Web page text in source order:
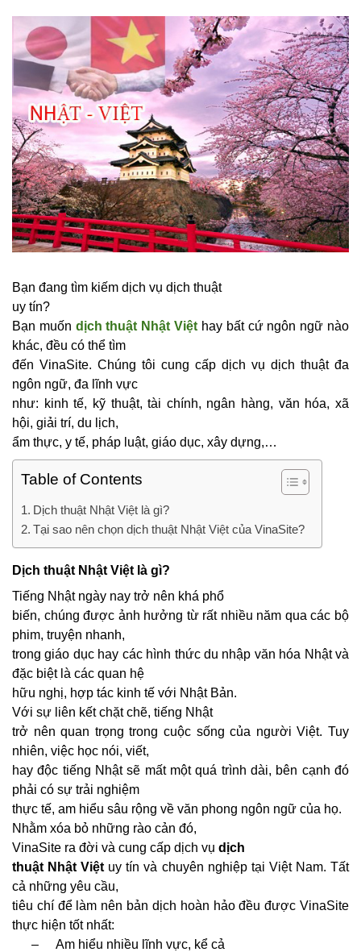
Bạn đang tìm kiếm dịch vụ dịch thuật
uy tín?
Bạn muốn dịch thuật Nhật Việt hay bất cứ ngôn ngữ nào
khác, đều có thể tìm
đến VinaSite. Chúng tôi cung cấp dịch vụ dịch thuật đa
ngôn ngữ, đa lĩnh vực
như: kinh tế, kỹ thuật, tài chính, ngân hàng, văn hóa, xã
hội, giải trí, du lịch,
ẩm thực, y tế, pháp luật, giáo dục, xây dựng,…
Table of Contents
Dịch thuật Nhật Việt là gì?
Tại sao nên chọn dịch thuật Nhật Việt của VinaSite?
Dịch thuật Nhật Việt là gì?
Tiếng Nhật ngày nay trở nên khá phổ
biến, chúng được ảnh hưởng từ rất nhiều năm qua các bộ
phim, truyện nhanh,
trong giáo dục hay các hình thức du nhập văn hóa Nhật và
đặc biệt là các quan hệ
hữu nghị, hợp tác kinh tế với Nhật Bản.
Với sự liên kết chặt chẽ, tiếng Nhật
trở nên quan trọng trong cuộc sống của người Việt. Tuy
nhiên, việc học nói, viết,
hay độc tiếng Nhật sẽ mất một quá trình dài, bên cạnh đó
phải có sự trải nghiệm
thực tế, am hiểu sâu rộng về văn phong ngôn ngữ của họ.
Nhằm xóa bỏ những rào cản đó,
VinaSite ra đời và cung cấp dịch vụ dịch
thuật Nhật Việt uy tín và chuyên nghiệp tại Việt Nam. Tất
cả những yêu cầu,
tiêu chí để làm nên bản dịch hoàn hảo đều được VinaSite
thực hiện tốt nhất:
–
Am hiểu nhiều lĩnh vực, kể cả